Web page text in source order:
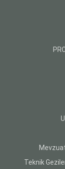
Teknik